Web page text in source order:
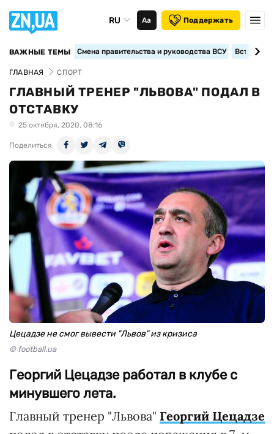
RU Аа Поддержать
ВАЖНЫЕ ТЕМЫ Смена правительства и руководства ВСУ
ГЛАВНАЯ СПОРТ
ГЛАВНЫЙ ТРЕНЕР "ЛЬВОВА" ПОДАЛ В
ОТСТАВКУ
25 октября, 2020, 08:16
Поделиться
Цецадзе не смог вывести "Львов" из кризиса
© football.ua
Георгий Цецадзе работал в клубе с
минувшего лета.
Главный тренер "Львова" Георгий Цецадзе